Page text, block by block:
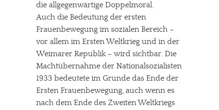
die allgegenwärtige Doppelmoral.
Auch die Bedeutung der ersten
Frauenbewegung im sozialen Bereich –
vor allem im Ersten Weltkrieg und in der
Weimarer Republik – wird sichtbar. Die
Machtübernahme der Nationalsozialisten
1933 bedeutete im Grunde das Ende der
Ersten Frauenbewegung, auch wenn es
nach dem Ende des Zweiten Weltkriegs